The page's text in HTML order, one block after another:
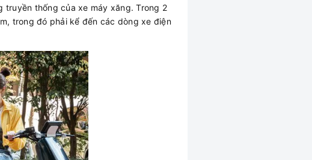
truyền thống của xe máy xăng. Trong 2
trong đó phải kể đến các dòng xe điện